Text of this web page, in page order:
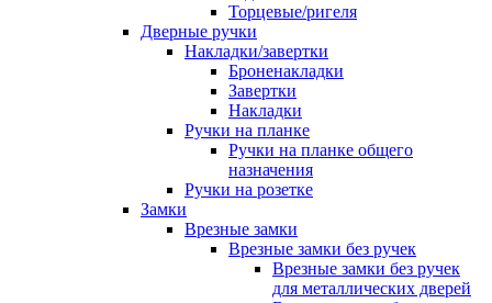
Торцевые/ригеля
Дверные ручки
Накладки/завертки
Броненакладки
Завертки
Накладки
Ручки на планке
Ручки на планке общего
назначения
Ручки на розетке
Замки
Врезные замки
Врезные замки без ручек
Врезные замки без ручек
для металлических дверей